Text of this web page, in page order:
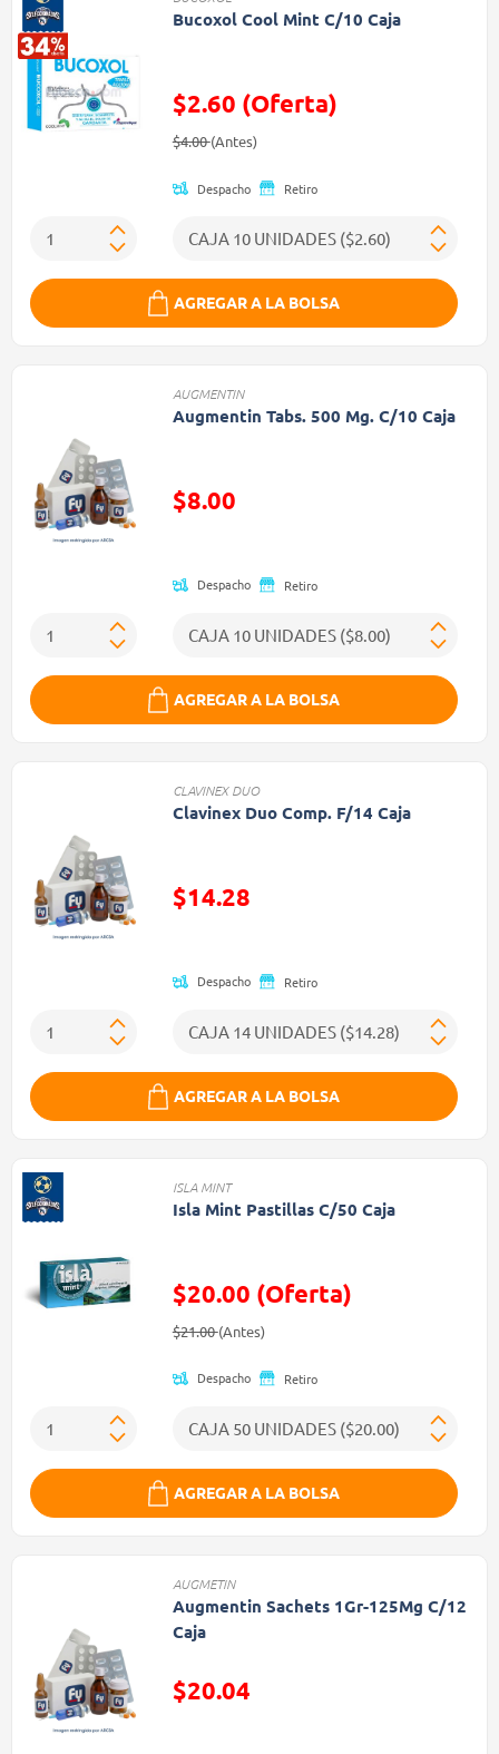
Bucoxol Cool Mint C/10 Caja
$2.60 (Oferta)
Precio reducido de
$4.00(Antes)(Oferta)
Despacho Retiro
AGREGAR A LA BOLSA
AUGMENTIN
Augmentin Tabs. 500 Mg. C/10 Caja
$8.00
Despacho Retiro
AGREGAR A LA BOLSA
CLAVINEX DUO
Clavinex Duo Comp. F/14 Caja
$14.28
Despacho Retiro
AGREGAR A LA BOLSA
ISLA MINT
Isla Mint Pastillas C/50 Caja
$20.00 (Oferta)
Precio reducido de
$21.00(Antes)(Oferta)
Despacho Retiro
AGREGAR A LA BOLSA
AUGMETIN
Augmentin Sachets 1Gr-125Mg C/12
Caja
$20.04